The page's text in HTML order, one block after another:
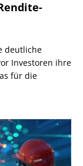
deutliche
Investoren ihre
für die